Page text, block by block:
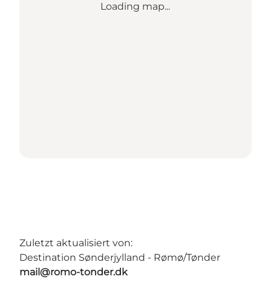
Loading map...
Zuletzt aktualisiert von:
Destination Sønderjylland - Rømø/Tønder
mail@romo-tonder.dk